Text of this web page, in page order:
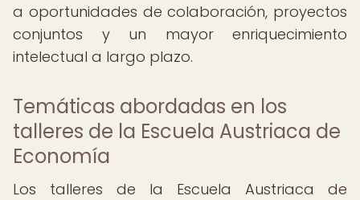
a oportunidades de colaboración, proyectos
conjuntos y un mayor enriquecimiento
intelectual a largo plazo.
Temáticas abordadas en los
talleres de la Escuela Austriaca de
Economía
Los talleres de la Escuela Austriaca de